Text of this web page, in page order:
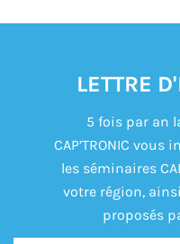
LETTRE
5 fois par an
CAP’TRONIC
les séminaires
votre région,
proposés